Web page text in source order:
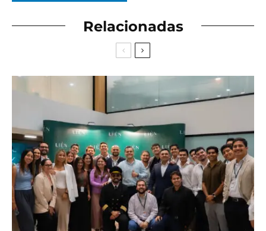
Relacionadas